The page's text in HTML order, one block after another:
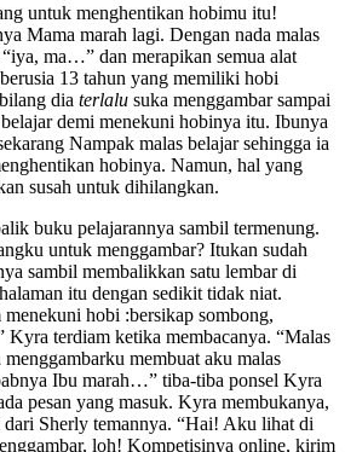
untuk menghentikan hobimu itu!
Mama marah lagi. Dengan nada malas
ma…” dan merapikan semua alat
13 tahun yang memiliki hobi
dia terlalu suka menggambar sampai
demi menekuni hobinya itu. Ibunya
Nampak malas belajar sehingga ia
hobinya. Namun, hal yang
susah untuk dihilangkan.
buku pelajarannya sambil termenung.
untuk menggambar? Itukan sudah
sambil membalikkan satu lembar di
itu dengan sedikit tidak niat.
hobi :bersikap sombong,
terdiam ketika membacanya. “Malas
membuat aku malas
Ibu marah…” tiba-tiba ponsel Kyra
pesan yang masuk. Kyra membukanya,
dari Sherly temannya. “Hai! Aku lihat di
loh! Kompetisinya online, kirim